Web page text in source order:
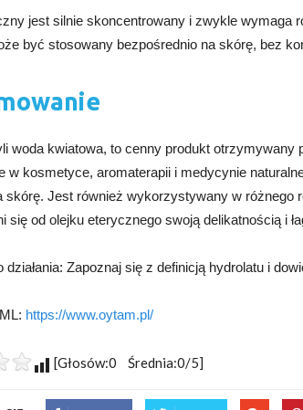
jest silnie skoncentrowany i zwykle wymaga
być stosowany bezpośrednio na skórę, bez
woda kwiatowa, to cenny produkt
w kosmetyce, aromaterapii i medycynie
skórę. Jest również wykorzystywany w różnego
się od olejku eterycznego swoją delikatnością i
działania: Zapoznaj się z definicją hydrolatu i
https://www.oytam.pl/
[Głosów:0 Średnia:0/5]